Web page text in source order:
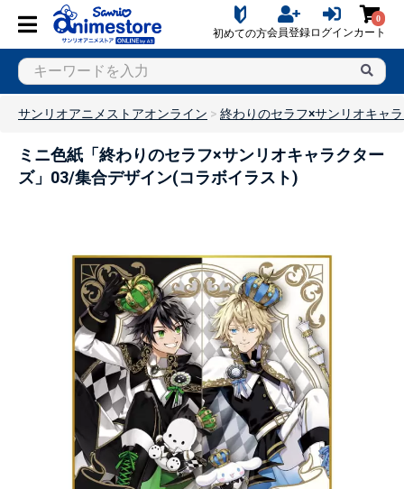
初めての方会員登録ログイン
0
カート
サンリオアニメストアオンライン 終わりのセラフ×サンリオキャ
ミニ色紙「終わりのセラフ×サンリオキャラクター
ズ」03/集合デザイン(コラボイラスト)